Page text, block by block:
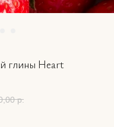
глины Heart
р.